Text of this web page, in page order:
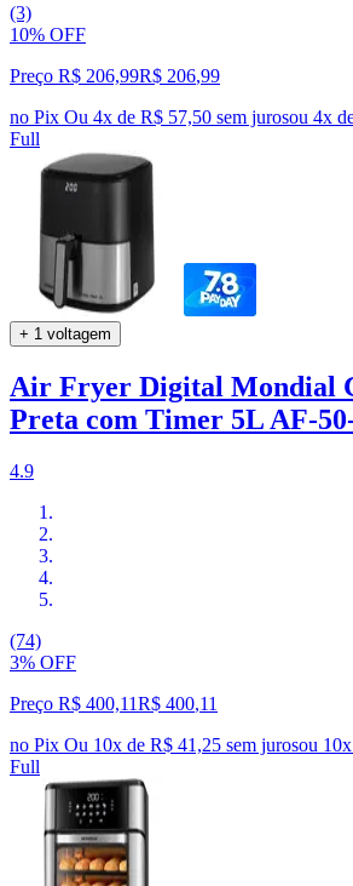
(3)
10% OFF
Preço R$ 206,99R$ 206,99
no Pix Ou 4x de R$ 57,50 sem jurosou 4x
Full
+ 1 voltagem
Air Fryer Digital Mondial
Preta com Timer 5L AF-
4.9
(74)
3% OFF
Preço R$ 400,11R$ 400,11
no Pix Ou 10x de R$ 41,25 sem jurosou 10
Full